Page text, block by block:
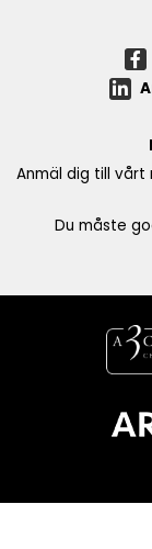
Anmäl dig till
Du måste